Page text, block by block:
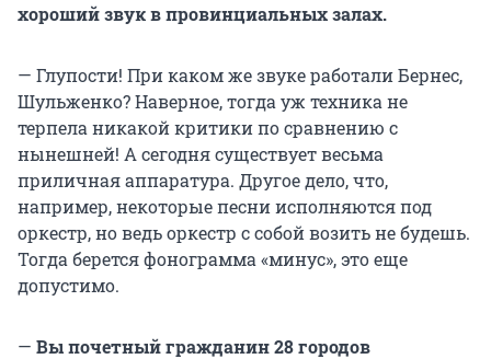
хороший звук в провинциальных залах.
— Глупости! При каком же звуке работали Бернес,
Шульженко? Наверное, тогда уж техника не
терпела никакой критики по сравнению с
нынешней! А сегодня существует весьма
приличная аппаратура. Другое дело, что,
например, некоторые песни исполняются под
оркестр, но ведь оркестр с собой возить не будешь.
Тогда берется фонограмма «минус», это еще
допустимо.
— Вы почетный гражданин 28 городов